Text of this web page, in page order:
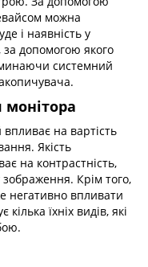
можна
і наявність у
допомогою якого
системний
монітора
на вартість
Якість
на контрастність,
зображення. Крім того,
негативно впливати
їхніх видів, які